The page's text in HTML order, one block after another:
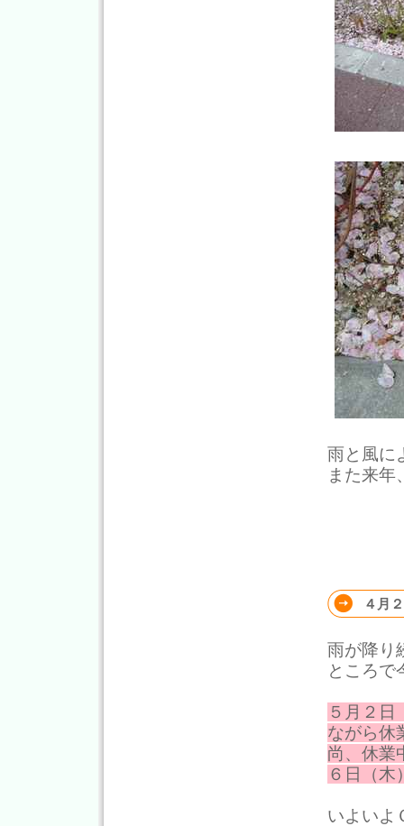
雨と風に
また来年
４月
雨が降り
ところで
５月２
ながら休
尚、休業
６日（木
いよいよ